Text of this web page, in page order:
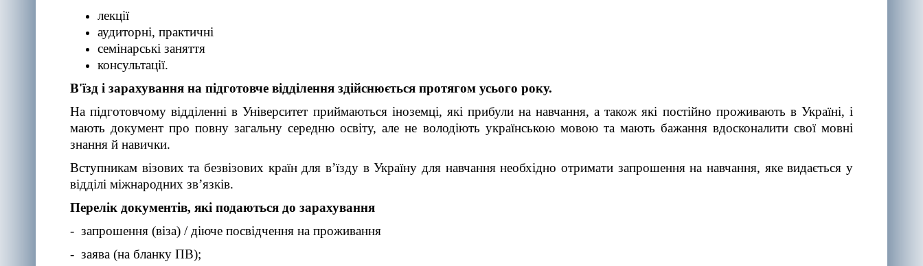
лекції
аудиторні, практичні
семінарські заняття
консультації.
В'їзд і зарахування на підготовче відділення здійснюється протягом усього року.
На підготовчому відділенні в Університет приймаються іноземці, які прибули на навчання, а також які постійно проживають в Україні, і
мають документ про повну загальну середню освіту, але не володіють українською мовою та мають бажання вдосконалити свої мовні
знання й навички.
Вступникам візових та безвізових країн для в’їзду в Україну для навчання необхідно отримати запрошення на навчання, яке видається у
відділі міжнародних зв’язків.
Перелік документів, які подаються до зарахування
- запрошення (віза) / діюче посвідчення на проживання
- заява (на бланку ПВ);